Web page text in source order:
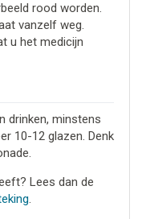
rood worden.
vanzelf weg.
u het medicijn
drinken, minstens
10-12 glazen. Denk
Lees dan de
.